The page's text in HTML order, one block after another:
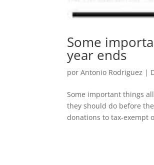
Some
year ends
porAntonio Rodriguez |
Some important things
they should do before
donations to tax-exempt